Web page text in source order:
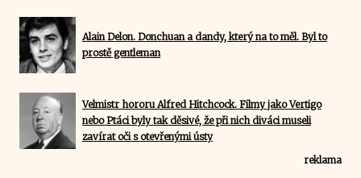
Alain Delon. Donchuan a dandy, který na to měl. Byl to
prostě gentleman
Velmistr hororu Alfred Hitchcock. Filmy jako Vertigo
nebo Ptáci byly tak děsivé, že při nich diváci museli
zavírat oči s otevřenými ústy
reklama